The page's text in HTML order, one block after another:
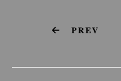
PREV